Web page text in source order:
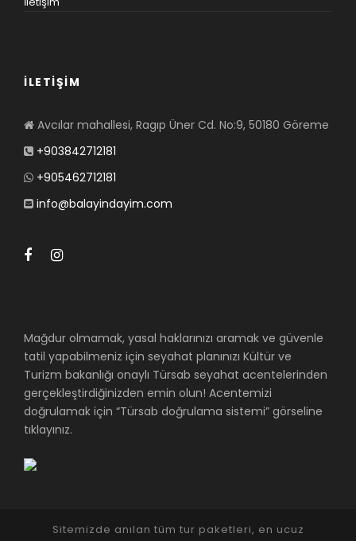
İLETİŞİM
Avcılar mahallesi, Ragıp Üner Cd. No:9, 50180 Göreme
+903842712181
+905462712181
info@balayindayim.com
Mağdur olmamak, yasal haklarınızı aramak ve güvenle
tatil yapabilmeniz için seyahat planınızı Kültür ve
Turizm bakanlığı onaylı Türsab seyahat acentelerinden
gerçekleştirdiğinizden emin olun! Acentemizi
doğrulamak için “Türsab doğrulama sistemi” görseline
tıklayınız.
Sitemizde anılan tüm tur paketleri, en ucuz